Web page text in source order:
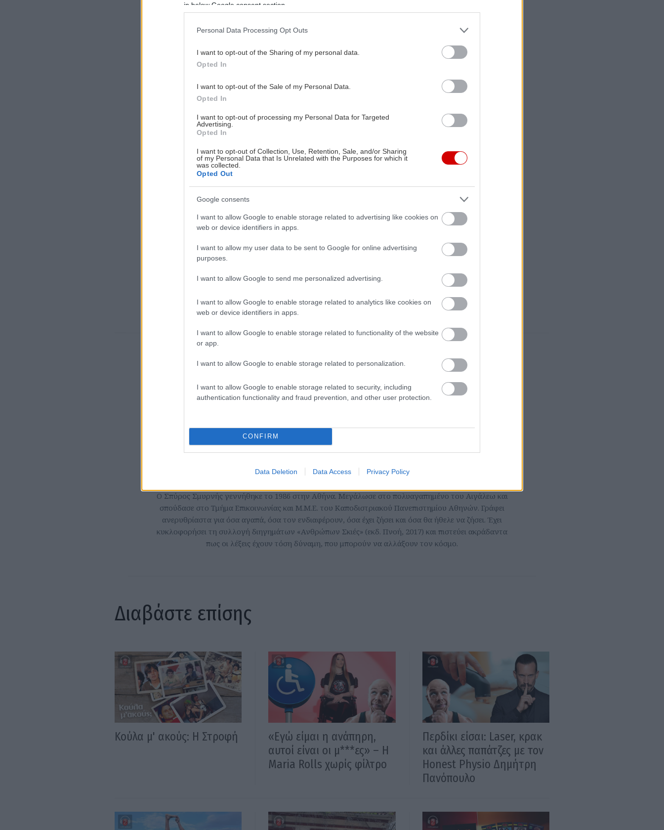
in below Google consent section.
Personal Data Processing Opt Outs
I want to opt-out of the Sharing of my personal data.
Opted In
I want to opt-out of the Sale of my Personal Data.
Opted In
I want to opt-out of processing my Personal Data for Targeted
Advertising.
Opted In
I want to opt-out of Collection, Use, Retention, Sale, and/or Sharing
of my Personal Data that Is Unrelated with the Purposes for which it
was collected.
Opted Out
Google consents
I want to allow Google to enable storage related to advertising like cookies on
web or device identifiers in apps.
I want to allow my user data to be sent to Google for online advertising
purposes.
I want to allow Google to send me personalized advertising.
I want to allow Google to enable storage related to analytics like cookies on
web or device identifiers in apps.
I want to allow Google to enable storage related to functionality of the website
or app.
I want to allow Google to enable storage related to personalization.
I want to allow Google to enable storage related to security, including
authentication functionality and fraud prevention, and other user protection.
CONFIRM
Data Deletion Data Access Privacy Policy
Σπύρος Σμυρνής
Ο Σπύρος Σμυρνής γεννήθηκε το 1986 στην Αθήνα. Μεγάλωσε στο πολυαγαπημένο του Αιγάλεω και
σπούδασε στο Τμήμα Επικοινωνίας και Μ.Μ.Ε. του Καποδιστριακού Πανεπιστημίου Αθηνών. Γράφει
ανερυθρίαστα για όσα αγαπά, όσα τον ενδιαφέρουν, όσα έχει ζήσει και όσα θα ήθελε να ζήσει. Έχει
κυκλοφορήσει τη συλλογή διηγημάτων «Ανθρώπων Σκιές» (εκδ. Πνοή, 2017) και πιστεύει ακράδαντα
πως οι λέξεις έχουν τόση δύναμη, που μπορούν να αλλάξουν τον κόσμο.
Διαβάστε επίσης
Κούλα μ' ακούς: Η Στροφή
«Εγώ είμαι η ανάπηρη,
αυτοί είναι οι μ***ες» – Η
Maria Rolls χωρίς φίλτρο
Περδίκι είσαι: Laser, κρακ
και άλλες παπάτζες με τον
Honest Physio Δημήτρη
Πανόπουλο